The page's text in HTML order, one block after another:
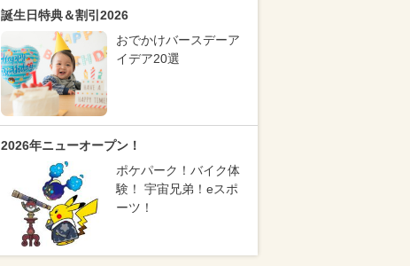
誕生日特典＆割引2026
おでかけバースデーア
イデア20選
2026年ニューオープン！
ポケパーク！バイク体
験！ 宇宙兄弟！eスポ
ーツ！